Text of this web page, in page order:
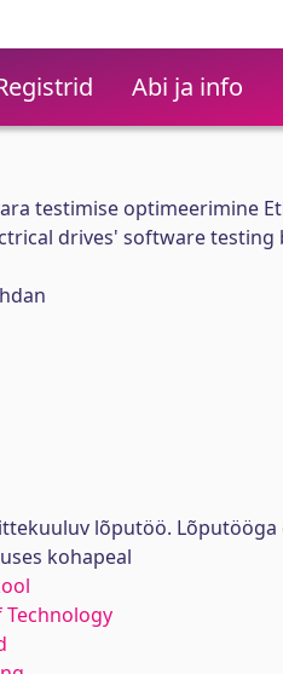
Abi ja info
testimise optimeerimine
drives' software testing
lõputöö.
kohapeal